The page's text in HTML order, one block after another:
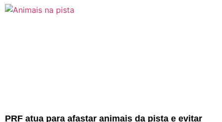
PRF atua para afastar animais da pista e evitar